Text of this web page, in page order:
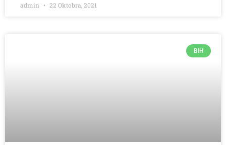
admin 22 Oktobra, 2021
BIH